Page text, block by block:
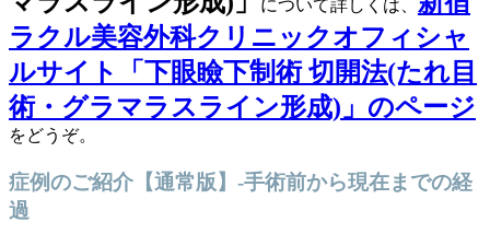
について詳しくは、
ラクル美容外科クリニックオフィシャ
ルサイト「下眼瞼下制術 切開法(たれ目
術・グラマラスライン形成)」のページ
をどうぞ。
症例のご紹介【通常版】-手術前から現在までの経
過